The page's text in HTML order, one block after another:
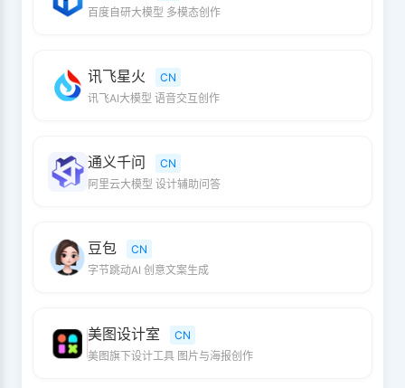
百度自研大模型 多模态创作
讯飞星火
CN
讯飞AI大模型 语音交互创作
通义千问
CN
阿里云大模型 设计辅助问答
豆包
CN
字节跳动AI 创意文案生成
美图设计室
CN
美图旗下设计工具 图片与海报创作